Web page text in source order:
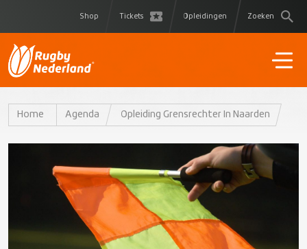
Shop Tickets Opleidingen Zoeken
Home Agenda Opleiding Grensrechter In Naarden